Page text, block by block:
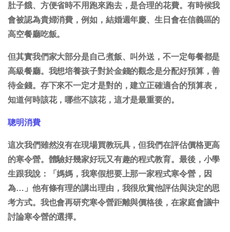
肚子餓、方便省時不用跑來跑去，是合理的花費。有時候我
會被認為貴婦消費，例如，結婚週年慶、生日會在信義區的
高空餐廳吃飯。
但其實我們家大部分是自己煮飯、叫外送，不一定每餐都是
高級餐廳。我想培養孩子對於金錢的觀念是分配好預算，善
待金錢。存下來不一定才是對的，建立正確適合的預算表，
知道何時該花，哪些不該花，這才是最重要的。
聰明消費
這次我們雖然沒有在現場買教玩具，但我們在評估價格更高
的寒令營。體驗好幾家好玩又有趣的程式教育。最後，小學
生跟我說：「媽媽，我寒假想要上那一家程式寒令營，因
為…」他有條有理的講出理由，我很欣賞他評估與決定的思
考方式。我也會再研究寒令營距離與價格後，在家庭會議中
討論寒令營的選擇。